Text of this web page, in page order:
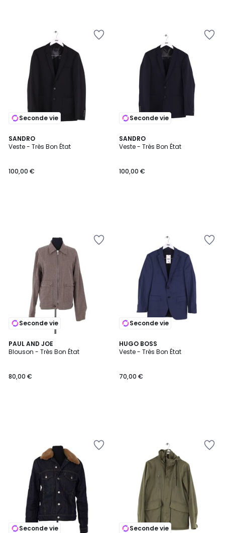
Seconde vie
SANDRO
Veste - Très Bon État
100,00 €
Seconde vie
SANDRO
Veste - Très Bon État
100,00 €
Seconde vie
PAUL AND JOE
Blouson - Très Bon État
80,00 €
Seconde vie
HUGO BOSS
Veste - Très Bon État
70,00 €
Seconde vie Seconde vie